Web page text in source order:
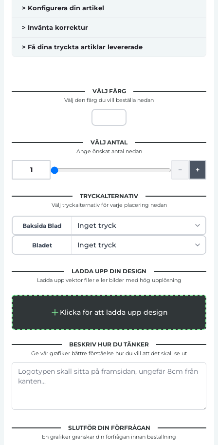
> Konfigurera din artikel
> Invänta korrektur
> Få dina tryckta artiklar levererade
VÄLJ FÄRG
Välj den färg du vill beställa nedan
VÄLJ ANTAL
Ange önskat antal nedan
− +
TRYCKALTERNATIV
Välj tryckalternativ för varje placering nedan
Baksida Blad
Bladet
LADDA UPP DIN DESIGN
Ladda upp vektor filer eller bilder med hög upplösning
Klicka för att ladda upp design
BESKRIV HUR DU TÄNKER
Ge vår grafiker bättre förståelse hur du vill att det skall se ut
SLUTFÖR DIN FÖRFRÅGAN
En grafiker granskar din förfrågan innan beställning